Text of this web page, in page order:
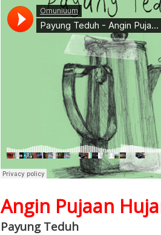
Angin Pujaan
Payung Teduh